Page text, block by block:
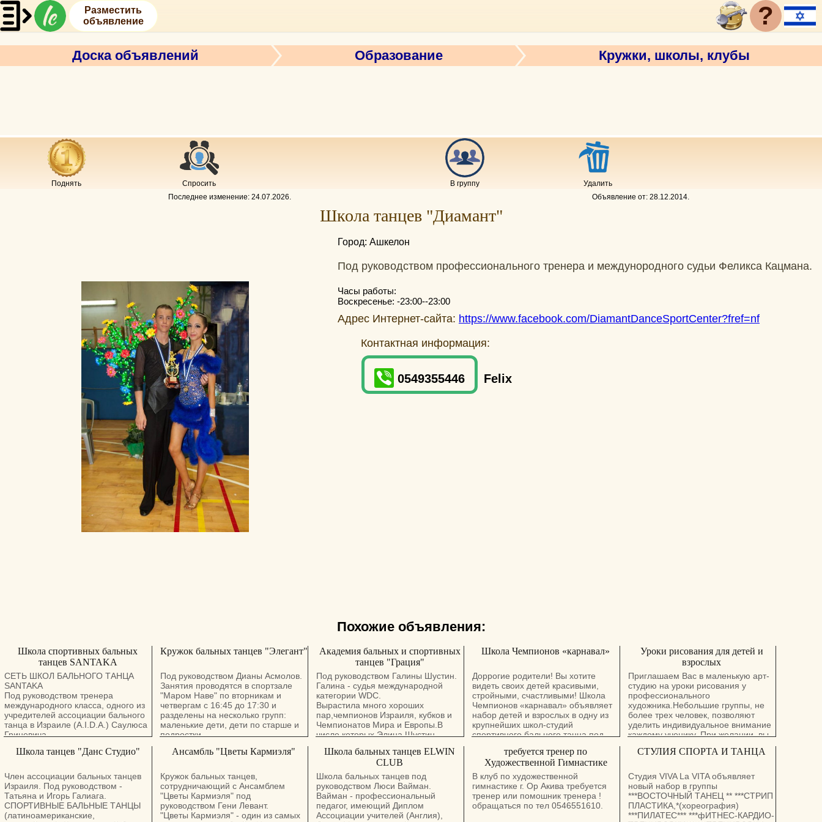
Разместить
объявление
?
Доска объявлений Образование Кружки, школы, клубы
Поднять Спросить В группу
Удалить
Последнее изменение: 24.07.2026. Объявление от: 28.12.2014.
Школа танцев "Диамант"
Город: Ашкелон
Под руководством профессионального тренера и междунородного судьи Феликса Кацмана.
Часы работы:
Воскресенье: -23:00--23:00
Адрес Интернет-сайта: https://www.facebook.com/DiamantDanceSportCenter?fref=nf
Контактная информация:
0549355446 Felix
Похожие объявления:
Школа спортивных бальных
танцев SANTAKA
СЕТЬ ШКОЛ БАЛЬНОГО ТАНЦА
SANTAKA
Под руководством тренера
международного класса, одного из
учредителей ассоциации бального
танца в Израиле (A.I.D.A.) Саулюса
Гриневича.
Постановка свадебного танца.
Постановка танца.
На бар-мицвы и бат-мицвы.
Выступление профессиональных.
Пар на торжествах.
Кружок бальных танцев "Элегант"
Под руководством Дианы Асмолов.
Занятия проводятся в спортзале
"Маром Наве" по вторникам и
четвергам с 16:45 до 17:30 и
разделены на несколько групп:
маленькие дети, дети по старше и
подростки.
Академия бальных и спортивных
танцев "Грация"
Под руководством Галины Шустин.
Галина - судья международной
категории WDC.
Вырастила много хороших
пар,чемпионов Израиля, кубков и
Чемпионатов Мира и Европы.В
числе которых Элина Шустин,
телевизионном шоу "Танцы со
Преподавательский стаж работы 29
лет.
Организатор Чемпионата Европа
IDSA 2012 (Израиль, Ашдод)
Школа Чемпионов «карнавал»
Доррогие родители! Вы хотите
видеть своих детей красивыми,
стройными, счастливыми! Школа
Чемпионов «карнавал» объявляет
набор детей и взрослых в одну из
крупнейших школ-студий
спортивного бального танца под
Чемпионов Израиля среди
профессионалов, судей
Международной категории,
организаторов Чемпионатов Мира и
Израиля Т А Т Ь Я Н Ы И А Н А Т О
Л И Я ТРИЛИССКИХ Воспитанники
школы – победители Чемпионатов
Уроки рисования для детей и
взрослых
Приглашаем Вас в маленькую арт-
студию на уроки рисования у
профессионального
художника.Небольшие группы, не
более трех человек, позволяют
уделить индивидуальное внимание
каждому ученику. При желании, вы
индивидуально. Мы приглашаем
Необходимо только желание,
начальный уровень не имеет
значение, так как программа
предусматривает работу «с нуля»,
с основ искусства рисунка и
Школа танцев "Данс Студио"
Член ассоциации бальных танцев
Израиля. Под руководством -
Татьяна и Игорь Галиага.
СПОРТИВНЫЕ БАЛЬНЫЕ ТАНЦЫ
(латиноамериканские,
Ансамбль "Цветы Кармиэля"
Кружок бальных танцев,
сотрудничающий с Ансамблем
"Цветы Кармиэля" под
руководством Гени Левант.
"Цветы Кармиэля" - один из самых
Школа бальных танцев ELWIN
CLUB
Школа бальных танцев под
руководством Люси Вайман.
Вайман - профессиональный
педагог, имеющий Диплом
Ассоциации учителей (Англия),
требуется тренер по
Художественной Гимнастике
В клуб по художественной
гимнастике г. Ор Акива требуется
тренер или помошник тренера !
обращаться по тел 0546551610.
CТУЛИЯ СПОРТА И ТАНЦА
Студия VIVA La VITA объявляет
новый набор в группы
***ВОСТОЧНЫЙ ТАНЕЦ ** ***СТРИП
ПЛАСТИКА,*(хореография)
***ПИЛАТЕС*** ***фИТНЕС-КАРДИО-